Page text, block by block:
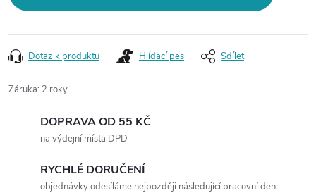
Dotaz k produktu Hlídací pes Sdílet
Záruka: 2 roky
DOPRAVA OD 55 KČ
na výdejní místa DPD
RYCHLÉ DORUČENÍ
objednávky odesíláme nejpozději následující pracovní den